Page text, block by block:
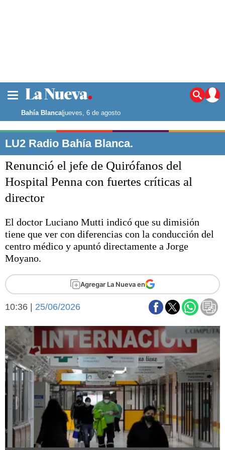
Noticias
La ciudad
Punta Alta
El país
El mundo
Seguridad
Liga del Sur
Básquetbol
Fútbol
Arte y cultura
Cines
Economía y campo
Economía y finanzas
Con el campo
Espacio empresas
Sociedad y tiempo
libre
Sociedad
Tecnología
Turismo
Salud
Es viral
El tiempo
Fúnebres
Clasificados
Bahía Blanca|jueves, 6 de agosto
LU2 Radio Bahía Blanca.
Renunció el jefe de Quirófanos del
Hospital Penna con fuertes críticas al
director
El doctor Luciano Mutti indicó que su dimisión
tiene que ver con diferencias con la conducción del
centro médico y apuntó directamente a Jorge
Moyano.
Agregar La Nueva en
10:36 | 25/06/2026